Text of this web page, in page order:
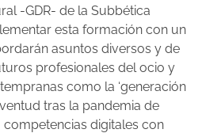
-GDR- de la Subbética
esta formación con un
asuntos diversos y de
profesionales del ocio y
como la ‘generación
tras la pandemia de
competencias digitales con